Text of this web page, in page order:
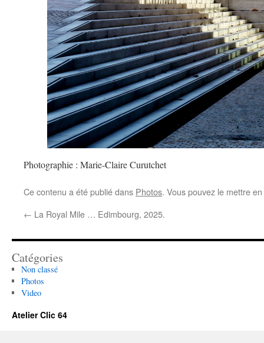
Photographie : Marie-Claire Curutchet
Ce contenu a été publié dans Photos. Vous pouvez le mettre
← La Royal Mile … Edimbourg, 2025.
Catégories
Non classé
Photos
Video
Atelier Clic 64